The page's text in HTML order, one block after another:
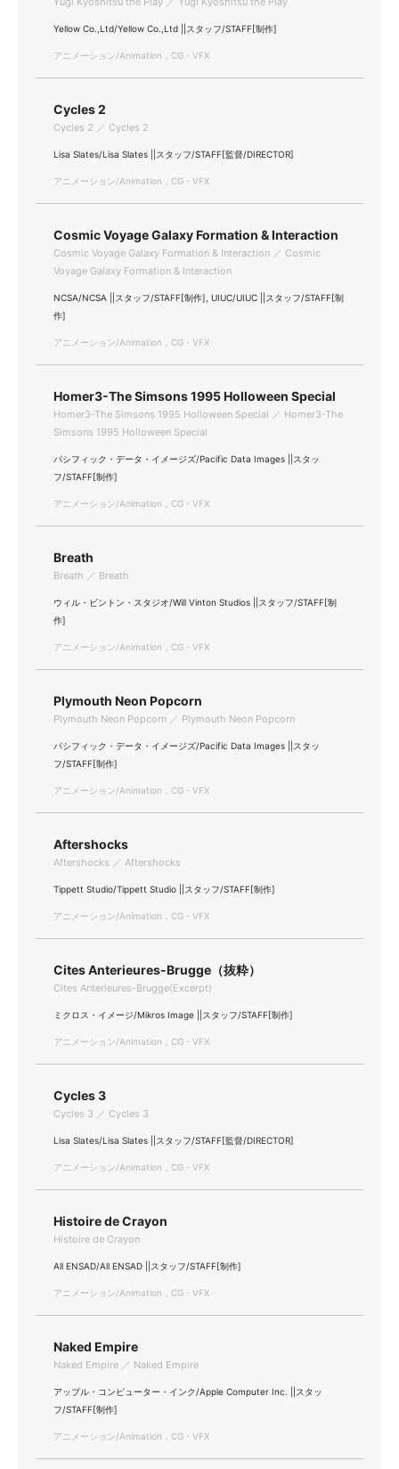
Yellow Co.,Ltd/Yellow Co.,Ltd ||スタッフ/STAFF[制作]
アニメーション/Animation，CG・VFX
Cycles 2
Cycles 2 ／ Cycles 2
Lisa Slates/Lisa Slates ||スタッフ/STAFF[監督/DIRECTOR]
アニメーション/Animation，CG・VFX
Cosmic Voyage Galaxy Formation & Interaction
Cosmic Voyage Galaxy Formation & Interaction ／ Cosmic
Voyage Galaxy Formation & Interaction
NCSA/NCSA ||スタッフ/STAFF[制作], UIUC/UIUC ||スタッフ/STAFF[制
作]
アニメーション/Animation，CG・VFX
Homer3-The Simsons 1995 Holloween Special
Homer3-The Simsons 1995 Holloween Special ／ Homer3-The
Simsons 1995 Holloween Special
パシフィック・データ・イメージズ/Pacific Data Images ||スタッ
フ/STAFF[制作]
アニメーション/Animation，CG・VFX
Breath
Breath ／ Breath
ウィル・ビントン・スタジオ/Will Vinton Studios ||スタッフ/STAFF[制
作]
アニメーション/Animation，CG・VFX
Plymouth Neon Popcorn
Plymouth Neon Popcorn ／ Plymouth Neon Popcorn
パシフィック・データ・イメージズ/Pacific Data Images ||スタッ
フ/STAFF[制作]
アニメーション/Animation，CG・VFX
Aftershocks
Aftershocks ／ Aftershocks
Tippett Studio/Tippett Studio ||スタッフ/STAFF[制作]
アニメーション/Animation，CG・VFX
Cites Anterieures-Brugge（抜粋）
Cites Anterieures-Brugge(Excerpt)
ミクロス・イメージ/Mikros Image ||スタッフ/STAFF[制作]
アニメーション/Animation，CG・VFX
Cycles 3
Cycles 3 ／ Cycles 3
Lisa Slates/Lisa Slates ||スタッフ/STAFF[監督/DIRECTOR]
アニメーション/Animation，CG・VFX
Histoire de Crayon
Histoire de Crayon
All ENSAD/All ENSAD ||スタッフ/STAFF[制作]
アニメーション/Animation，CG・VFX
Naked Empire
Naked Empire ／ Naked Empire
アップル・コンピューター・インク/Apple Computer Inc. ||スタッ
フ/STAFF[制作]
アニメーション/Animation，CG・VFX